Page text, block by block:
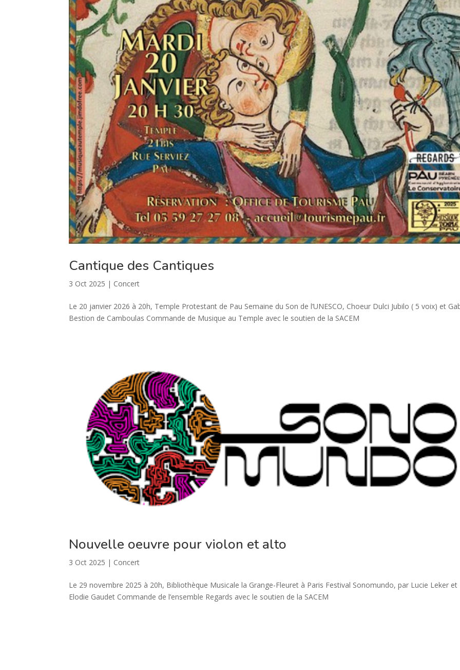
Cantique des Cantiques
3 Oct 2025 | Concert
Le 20 janvier 2026 à 20h, Temple Protestant de Pau Semaine du Son de l’UNESCO, Choeur Dulci Jubilo ( 5 voix) et
Bestion de Camboulas Commande de Musique au Temple avec le soutien de la SACEM
Nouvelle oeuvre pour violon et alto
3 Oct 2025 | Concert
Le 29 novembre 2025 à 20h, Bibliothèque Musicale la Grange-Fleuret à Paris Festival Sonomundo, par Lucie Leker et
Elodie Gaudet Commande de l’ensemble Regards avec le soutien de la SACEM